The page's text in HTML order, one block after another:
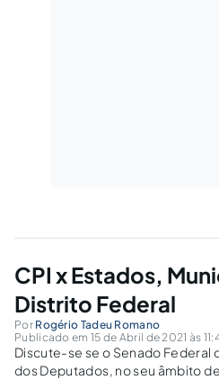
CPI x Estados,
Distrito Federal
Por Rogério Tadeu Romano
Publicado em 15 de Abril de 2021 às
Discute-se se o Senado Federal
dos Deputados, no seu âmbito de